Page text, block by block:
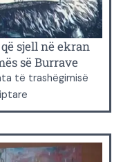
sjell në ekran
së Burrave
të trashëgimisë